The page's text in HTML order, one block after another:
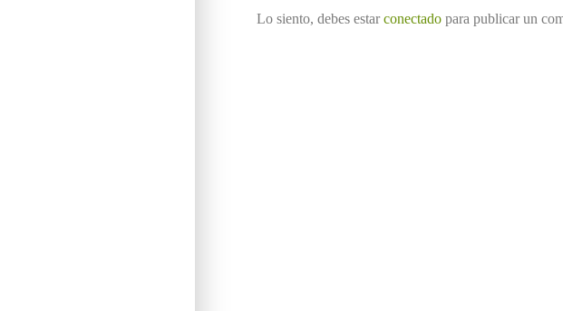
Lo siento, debes estarconectadopara publicar un